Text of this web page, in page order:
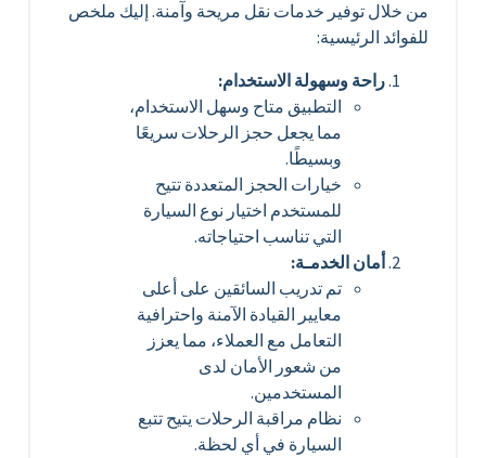
من خلال توفير خدمات نقل مريحة وآمنة. إليك ملخص
للفوائد الرئيسية:
راحة وسهولة الاستخدام:
التطبيق متاح وسهل الاستخدام،
مما يجعل حجز الرحلات سريعًا
وبسيطًا.
خيارات الحجز المتعددة تتيح
للمستخدم اختيار نوع السيارة
التي تناسب احتياجاته.
أمان الخدمـة:
تم تدريب السائقين على أعلى
معايير القيادة الآمنة واحترافية
التعامل مع العملاء، مما يعزز
من شعور الأمان لدى
المستخدمين.
نظام مراقبة الرحلات يتيح تتبع
السيارة في أي لحظة.